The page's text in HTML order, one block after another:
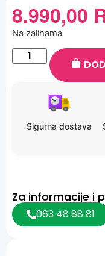
8.990,00
Na zalihama
Sigurna dostava
Za informacije i
063 48 88 81